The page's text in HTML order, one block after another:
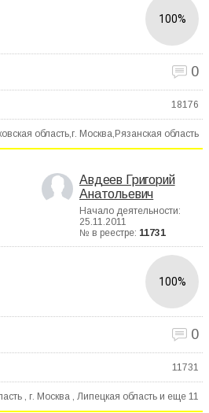
100%
0
18176
область,г. Москва,Рязанская область
Авдеев Григорий
Анатольевич
Начало деятельности:
25.11.2011
№ в реестре: 11731
100%
0
11731
, г. Москва , Липецкая область и еще 11